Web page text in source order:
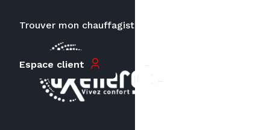
Trouver mon chauffagiste
Espace client